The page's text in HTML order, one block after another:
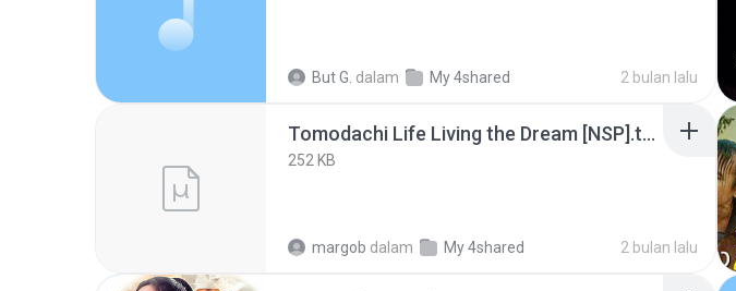
But G. dalam My 4shared 2 bulan lalu
Tomodachi Life Living the Dream [NSP].torrent
252 KB
margob dalam My 4shared 2 bulan lalu